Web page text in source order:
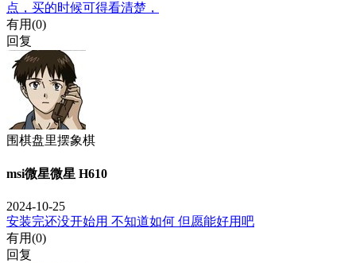
点，买的时候可得看清楚，
有用(0)
回复
围棋盘里摆象棋
msi微星微星 H610
2024-10-25
安装完还没开始用 不知道如何 但愿能好用吧
有用(0)
回复